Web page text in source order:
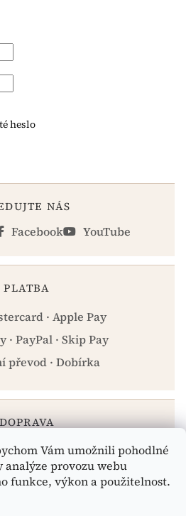
Vám umožnili pohodlné
provozu webu
funkce, výkon a použitelnost.
heslo
NÁS
Facebook YouTube
PLATBA
· Apple Pay
· PayPal · Skip Pay
převod · Dobírka
· Osobní odběr Praha